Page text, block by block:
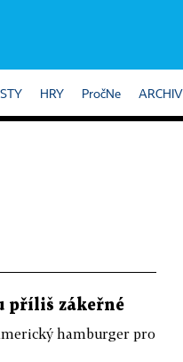
HRY PročNe ARCHIV
příliš zákeřné
hamburger pro